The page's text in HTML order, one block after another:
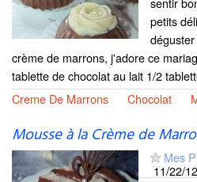
petits
crème de marrons, j'adore ce
tablette de chocolat au lait 1/2
Creme De Marrons
Chocolat
Mousse à la Crème de
Mes
11/22/12